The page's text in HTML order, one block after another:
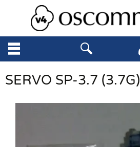
SERVO SP-3.7 (3.7G)